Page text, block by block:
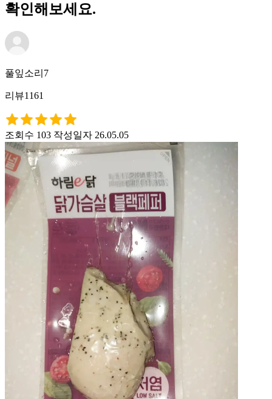
확인해보세요.
풀잎소리7
리뷰1161
조회수 103 작성일자 26.05.05